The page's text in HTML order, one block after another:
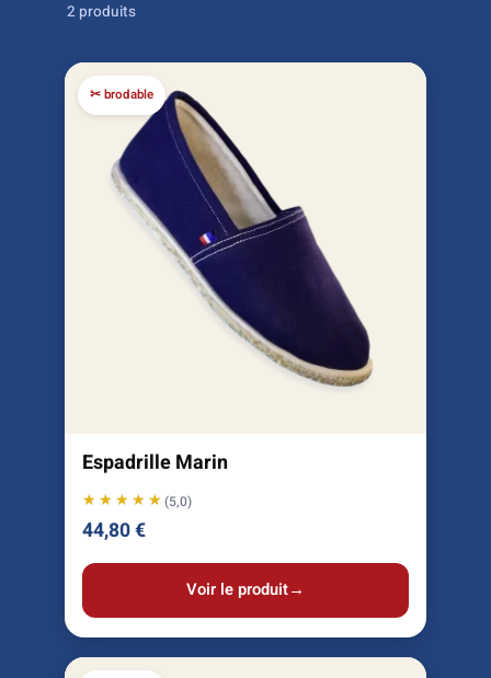
2 produits
✂ brodable
Espadrille Marin
★★★★★
★★★★★(5,0)
44,80€
Voir le produit→